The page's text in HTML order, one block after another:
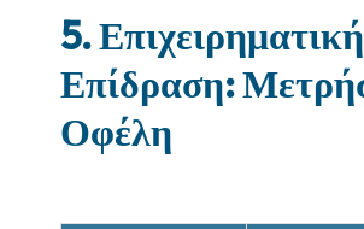
5. Επιχειρηματική
Επίδραση:
Οφέλη